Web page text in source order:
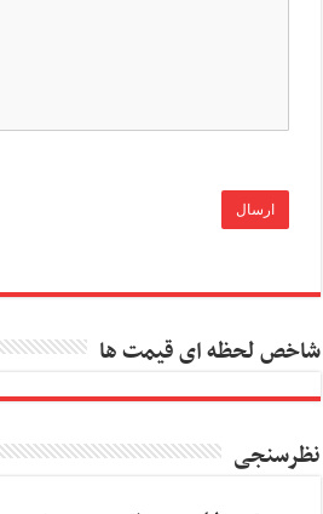
شاخص لحظه ای قیمت ها
نظرسنجی